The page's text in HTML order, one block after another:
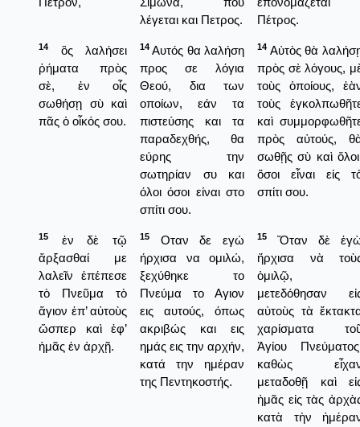
λέγεται και Πετρος.
Πέτρος.
14
ὃς λαλήσει
ῥήματα πρὸς
σὲ, ἐν οἷς
σωθήσῃ σὺ καὶ
πᾶς ὁ οἶκός σου.
14 Αυτός θα λαλήση
προς σε λόγια
Θεού, δια των
οποίων, εάν τα
πιστεύσης και τα
παραδεχθής, θα
εύρης την
σωτηρίαν συ και
όλοι όσοι είναι στο
σπίτι σου.
14 Αὐτὸς θὰ
πρὸς σὲ λόγους,
τοὺς ὁποίους,
τοὺς
καὶ
πρὸς αὐτούς,
σωθῇς σὺ καὶ
ὅσοι εἶναι εἰς
σπίτι σου.
15
ἐν δὲ τῷ
ἄρξασθαί με
λαλεῖν ἐπέπεσε
τὸ Πνεῦμα τὸ
ἅγιον ἐπ’ αὐτοὺς
ὥσπερ καὶ ἐφ’
ἡμᾶς ἐν ἀρχῇ.
15
Οταν δε εγώ
ήρχισα να ομιλώ,
ξεχύθηκε το
Πνεύμα το Αγιον
εις αυτούς, όπως
ακριβώς και εις
ημάς εις την αρχήν,
κατά την ημέραν
της Πεντηκοστής.
15
Ὅταν δὲ
ἤρχισα νὰ
ὁμιλῷ,
μετεδόθησαν
αὐτοὺς τὰ
χαρίσματα
Ἁγίου
καθὼς
μεταδοθῇ καὶ
ἡμᾶς εἰς τὰς
κατὰ τὴν